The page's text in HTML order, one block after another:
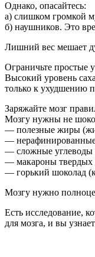
Однако, опасайтесь:
а) слишком громкой
б) наушников. Это
Лишний вес мешает
Ограничьте простые
Высокий уровень
только к ухудшению
Заряжайте мозг
Мозгу нужны не
— полезные жиры
— нерафинированные
— сложные углеводы
— макароны твердых
— горький шоколад
Мозгу нужно
Есть исследование,
для мозга, и вы